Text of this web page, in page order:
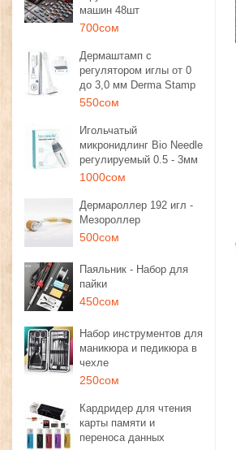
машин 48шт
700сом
Дермаштамп с
регулятором иглы от 0
до 3,0 мм Derma Stamp
550сом
Игольчатый
микронидлинг Bio Needle
регулируемый 0.5 - 3мм
1000сом
Дермароллер 192 игл -
Мезороллер
500сом
Паяльник - Набор для
пайки
450сом
Набор инструментов для
маникюра и педикюра в
чехле
250сом
Кардридер для чтения
карты памяти и
переноса данных